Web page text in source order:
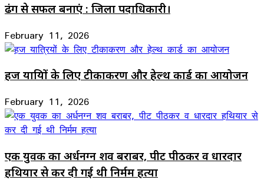
ढंग से सफल बनाएं : जिला पदाधिकारी।
February 11, 2026
हज यात्रियों के लिए टीकाकरण और हेल्थ कार्ड का आयोजन
February 11, 2026
एक युवक का अर्धनग्न शव बराबर, पीट पीठकर व धारदार
हथियार से कर दी गई थी निर्मम हत्या